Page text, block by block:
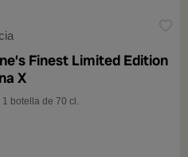
Finest Limited Edition
X
1 botella de 70 cl.